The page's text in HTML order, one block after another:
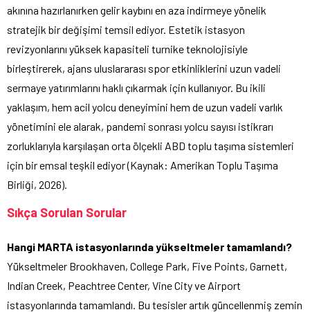
akınına hazırlanırken gelir kaybını en aza indirmeye yönelik
stratejik bir değişimi temsil ediyor. Estetik istasyon
revizyonlarını yüksek kapasiteli turnike teknolojisiyle
birleştirerek, ajans uluslararası spor etkinliklerini uzun vadeli
sermaye yatırımlarını haklı çıkarmak için kullanıyor. Bu ikili
yaklaşım, hem acil yolcu deneyimini hem de uzun vadeli varlık
yönetimini ele alarak, pandemi sonrası yolcu sayısı istikrarı
zorluklarıyla karşılaşan orta ölçekli ABD toplu taşıma sistemleri
için bir emsal teşkil ediyor (Kaynak: Amerikan Toplu Taşıma
Birliği, 2026).
Sıkça Sorulan Sorular
Hangi MARTA istasyonlarında yükseltmeler tamamlandı?
Yükseltmeler Brookhaven, College Park, Five Points, Garnett,
Indian Creek, Peachtree Center, Vine City ve Airport
istasyonlarında tamamlandı. Bu tesisler artık güncellenmiş zemin